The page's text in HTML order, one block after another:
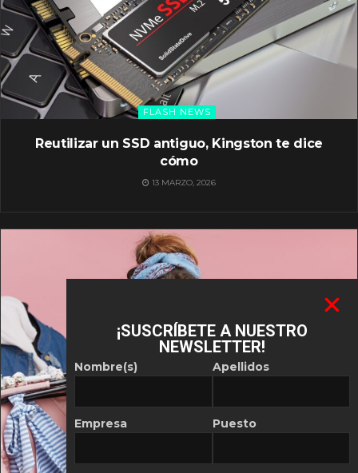
FLASH NEWS
Reutilizar un SSD antiguo, Kingston te dice
cómo
13 MARZO, 2026
¡SUSCRÍBETE A NUESTRO
NEWSLETTER!
Nombre(s)
Empresa
Apellidos
Puesto